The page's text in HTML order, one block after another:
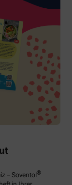
– Soventol®